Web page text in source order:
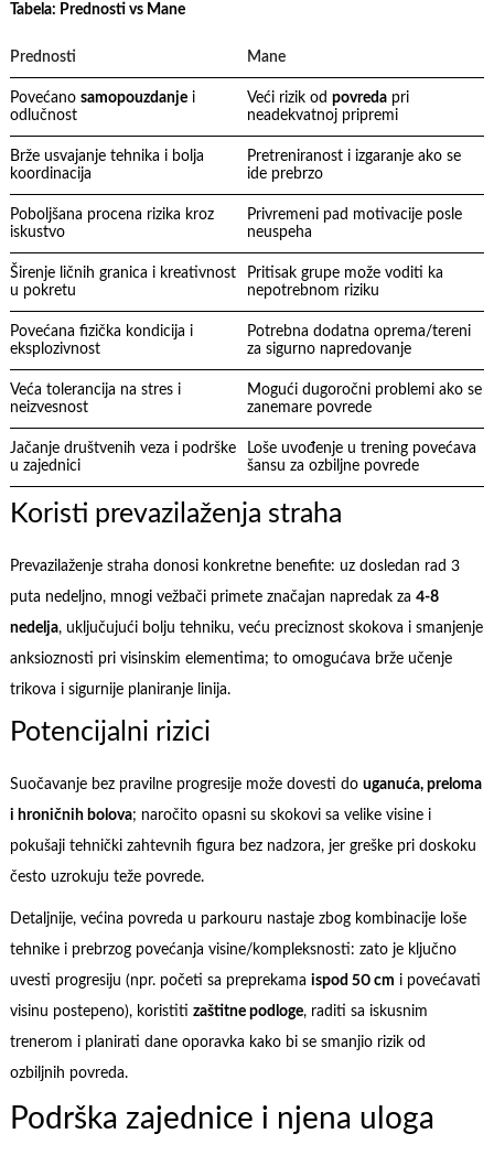
Tabela: Prednosti vs Mane
Prednosti Mane
Povećano samopouzdanjei
odlučnost
Veći rizik od povredapri
neadekvatnoj pripremi
Brže usvajanje tehnika i boljа
koordinacija
Pretreniranost i izgaranje ako se
ide prebrzo
Poboljšana procena rizika kroz
iskustvo
Privremeni pad motivacije posle
neuspeha
Širenje ličnih granica i kreativnost
u pokretu
Pritisak grupe može voditi ka
nepotrebnom riziku
Povećana fizička kondicija i
eksplozivnost
Potrebna dodatna oprema/tereni
za sigurno napredovanje
Veća tolerancija na stres i
neizvesnost
Mogući dugoročni problemi ako se
zanemare povrede
Jačanje društvenih veza i podrške
u zajednici
Loše uvođenje u trening povećava
šansu za ozbiljne povrede
Koristi prevazilaženja straha
Prevazilaženje straha donosi konkretne benefite: uz dosledan rad 3
puta nedeljno, mnogi vežbači primete značajan napredak za 4-8
nedelja, uključujući bolju tehniku, veću preciznost skokova i smanjenje
anksioznosti pri visinskim elementima; to omogućava brže učenje
trikova i sigurnije planiranje linija.
Potencijalni rizici
Suočavanje bez pravilne progresije može dovesti do uganuća, preloma
i hroničnih bolova; naročito opasni su skokovi sa velike visine i
pokušaji tehnički zahtevnih figura bez nadzora, jer greške pri doskoku
često uzrokuju teže povrede.
Detaljnije, većina povreda u parkouru nastaje zbog kombinacije loše
tehnike i prebrzog povećanja visine/kompleksnosti: zato je ključno
uvesti progresiju (npr. početi sa preprekama ispod 50 cm i povećavati
visinu postepeno), koristiti zaštitne podloge, raditi sa iskusnim
trenerom i planirati dane oporavka kako bi se smanjio rizik od
ozbiljnih povreda.
Podrška zajednice i njena uloga